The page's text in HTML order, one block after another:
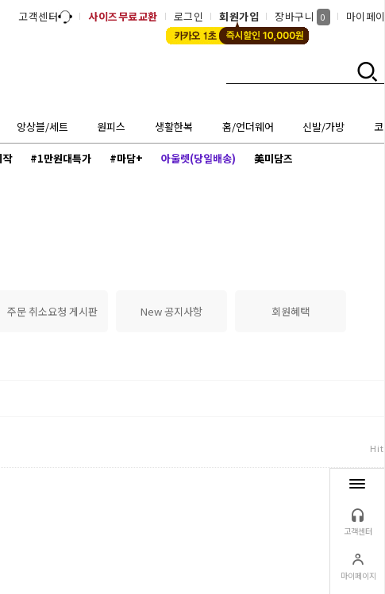
고객센터
마이페이지
고객센터 사이즈무료교환 로그인 회원가입 장바구니 0 마이페
앙상블/세트 원피스 생활한복 홈/언더웨어 신발/가방
#1만원대특가 #마담+ 아울렛(당일배송) 美미담즈
주문 취소요청 게시판 New 공지사항 회원혜택